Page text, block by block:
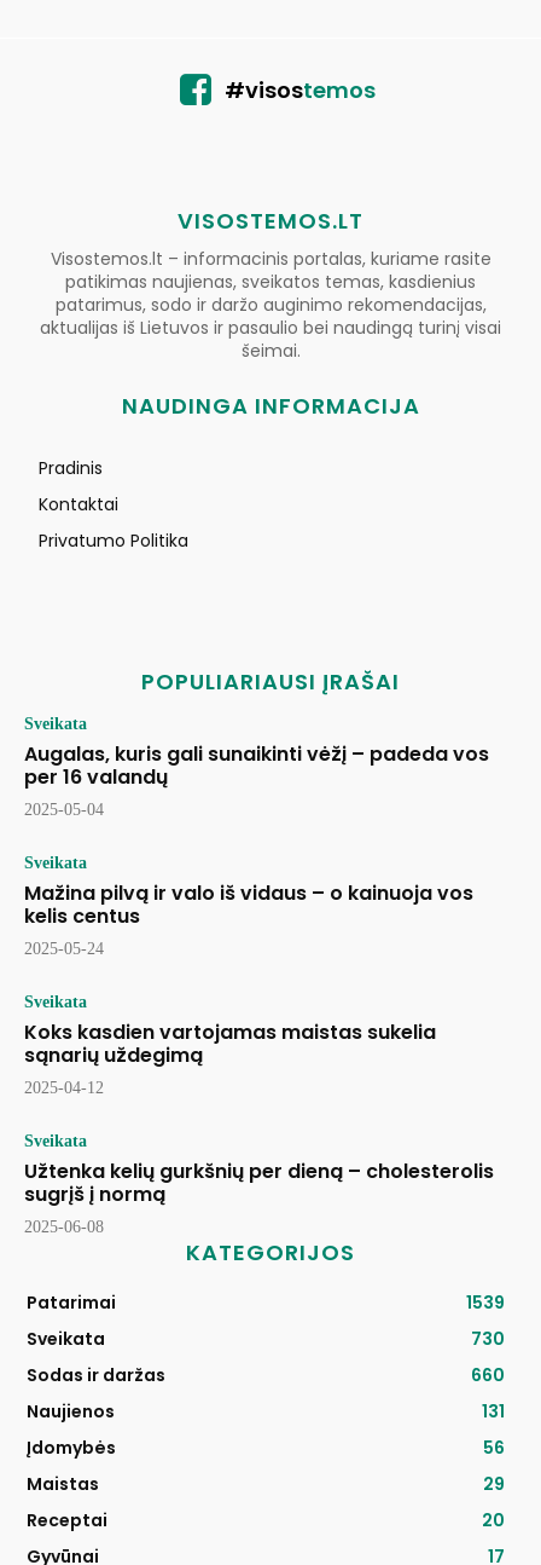
#visostemos
VISOSTEMOS.LT
Visostemos.lt – informacinis portalas, kuriame rasite
patikimas naujienas, sveikatos temas, kasdienius
patarimus, sodo ir daržo auginimo rekomendacijas,
aktualijas iš Lietuvos ir pasaulio bei naudingą turinį visai
šeimai.
NAUDINGA INFORMACIJA
Pradinis
Kontaktai
Privatumo Politika
POPULIARIAUSI ĮRAŠAI
Sveikata
Augalas, kuris gali sunaikinti vėžį – padeda vos
per 16 valandų
2025-05-04
Sveikata
Mažina pilvą ir valo iš vidaus – o kainuoja vos
kelis centus
2025-05-24
Sveikata
Koks kasdien vartojamas maistas sukelia
sąnarių uždegimą
2025-04-12
Sveikata
Užtenka kelių gurkšnių per dieną – cholesterolis
sugrįš į normą
2025-06-08
KATEGORIJOS
Patarimai
1539
Sveikata
730
Sodas ir daržas
660
Naujienos
131
Įdomybės
56
Maistas
29
Receptai
20
Gyvūnai
17